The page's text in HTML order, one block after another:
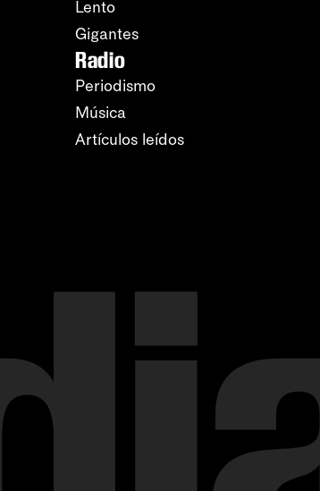
Lento
Gigantes
Radio
Periodismo
Música
Artículos leídos